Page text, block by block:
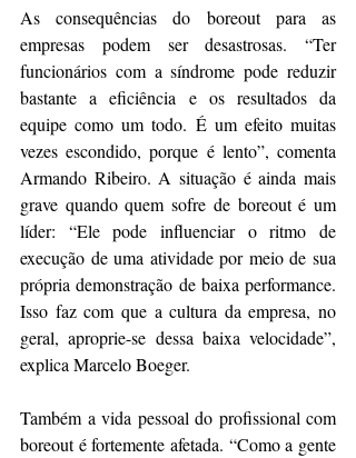
As consequências do boreout para as
empresas podem ser desastrosas. “Ter
funcionários com a síndrome pode reduzir
bastante a eficiência e os resultados da
equipe como um todo. É um efeito muitas
vezes escondido, porque é lento”, comenta
Armando Ribeiro. A situação é ainda mais
grave quando quem sofre de boreout é um
líder: “Ele pode influenciar o ritmo de
execução de uma atividade por meio de sua
própria demonstração de baixa performance.
Isso faz com que a cultura da empresa, no
geral, aproprie-se dessa baixa velocidade”,
explica Marcelo Boeger.
Também a vida pessoal do profissional com
boreout é fortemente afetada. “Como a gente